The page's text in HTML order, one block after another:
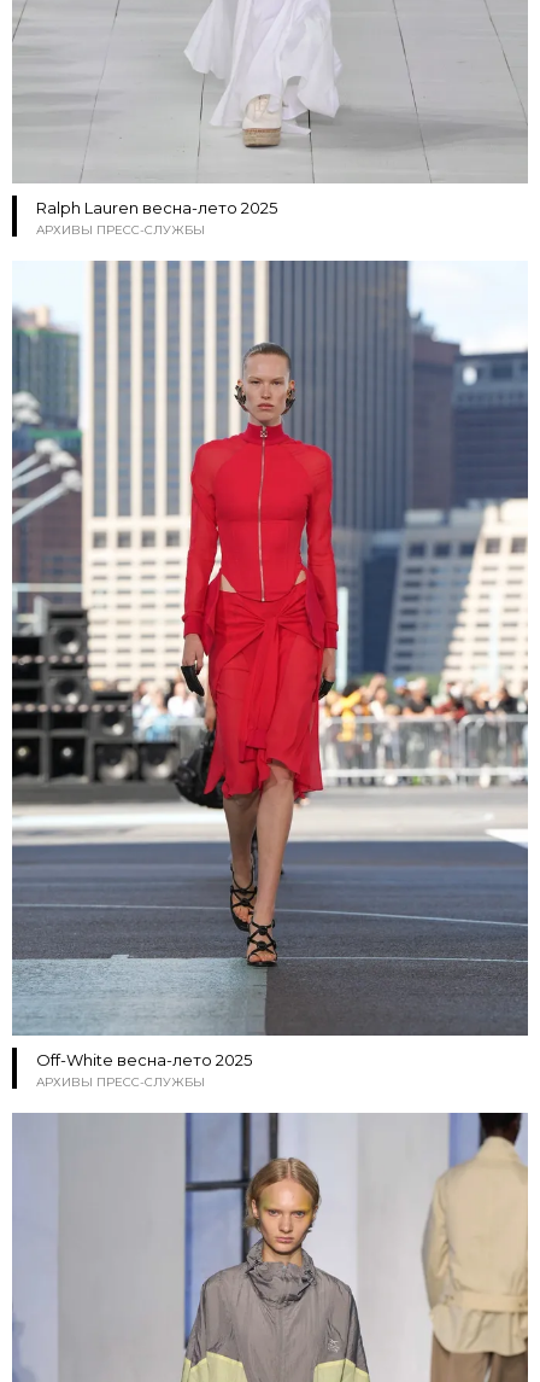
Ralph Lauren весна-лето 2025
АРХИВЫ ПРЕСС-СЛУЖБЫ
Off-White весна-лето 2025
АРХИВЫ ПРЕСС-СЛУЖБЫ